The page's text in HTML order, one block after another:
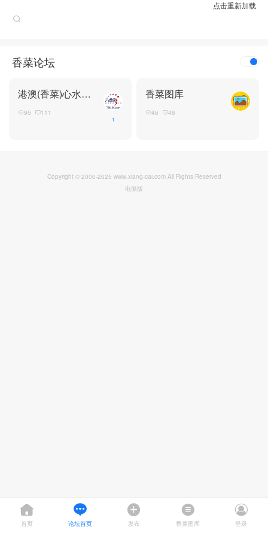
点击重新加载
香菜论坛
港澳(香菜)心水论坛
95 111
1
香菜图库
46 46
Copyright © 2000-2025 www.xiang-cai.com All Rights Reserved
电脑版
首页 论坛首页 发布 香菜图库 登录